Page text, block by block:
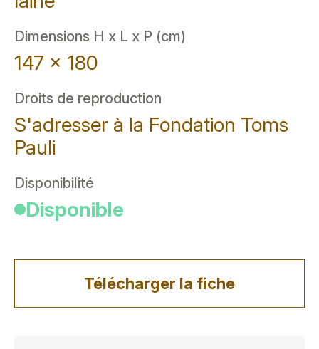
Dimensions H x L x P (cm)
147 x 180
Droits de reproduction
S'adresser à la Fondation Toms
Pauli
Disponibilité
Disponible
Télécharger la fiche